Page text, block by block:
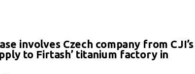
involves Czech company from CJI’s
to Firtash’ titanium factory in